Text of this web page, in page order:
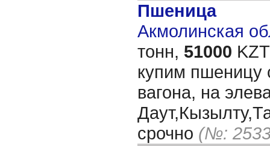
Пшеница
Акмолинская
тонн, 51000
купим пшеницу
вагона, на
срочно (№: